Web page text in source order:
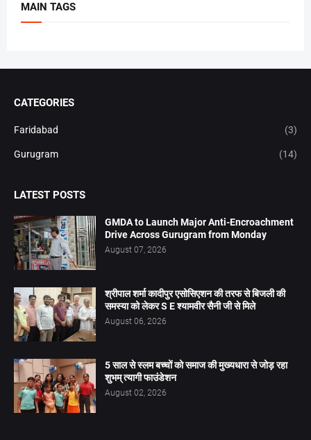
MAIN TAGS
CATEGORIES
Faridabad (3)
Gurugram (14)
LATEST POSTS
GMDA to Launch Major Anti-Encroachment
Drive Across Gurugram from Monday
August 07, 2026
श्रीपाल शर्मा कादीपुर एसोसिएशन की तरफ से बिजली की
समस्या को लेकर S E श्यामवीर सैनी जी से मिले
August 06, 2026
5 साल से स्लम बच्चों को समाज की मुख्यधारा से जोड़ रहा
शुभम् त्यागी फाउंडेशन
August 02, 2026